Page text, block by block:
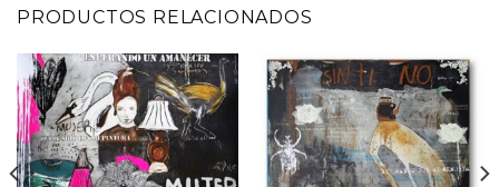
PRODUCTOS RELACIONADOS